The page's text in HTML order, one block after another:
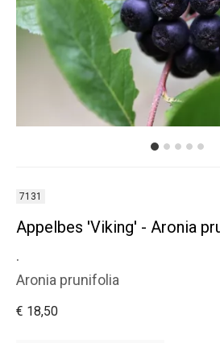
7131
Appelbes 'Viking' - Aronia
.
Aronia prunifolia
€ 18,50